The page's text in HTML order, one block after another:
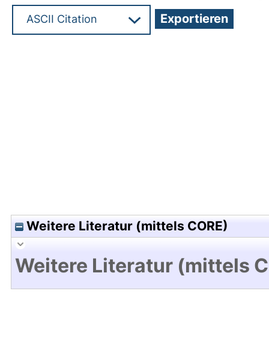
Weitere Literatur (mittels CORE)
Weitere Literatur (mittels